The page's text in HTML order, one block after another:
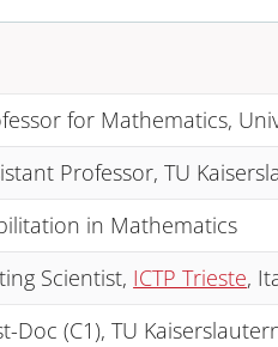
for Mathematics,
Professor, TU
in Mathematics
Scientist, ICTP Trieste,
Doc (C1), TU